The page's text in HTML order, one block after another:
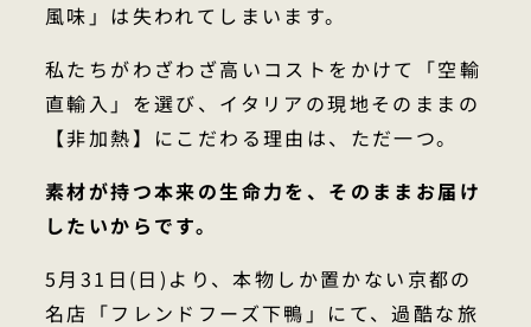
風味」は失われてしまいます。
私たちがわざわざ高いコストをかけて「空輸
直輸入」を選び、イタリアの現地そのままの
【非加熱】にこだわる理由は、ただ一つ。
素材が持つ本来の生命力を、そのままお届け
したいからです。
5月31日(日)より、本物しか置かない京都の
名店「フレンドフーズ下鴨」にて、過酷な旅